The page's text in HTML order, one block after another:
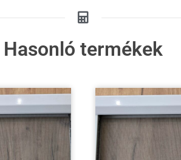
Hasonló termékek